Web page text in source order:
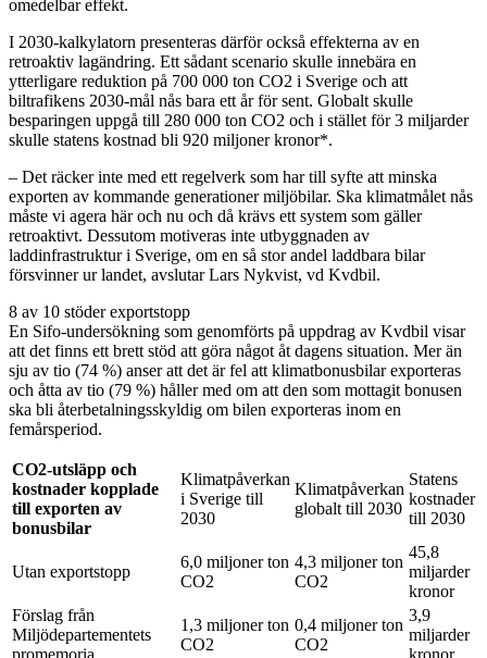
omedelbar effekt.
I 2030-kalkylatorn presenteras därför också effekterna av en
retroaktiv lagändring. Ett sådant scenario skulle innebära en
ytterligare reduktion på 700 000 ton CO2 i Sverige och att
biltrafikens 2030-mål nås bara ett år för sent. Globalt skulle
besparingen uppgå till 280 000 ton CO2 och i stället för 3 miljarder
skulle statens kostnad bli 920 miljoner kronor*.
– Det räcker inte med ett regelverk som har till syfte att minska
exporten av kommande generationer miljöbilar. Ska klimatmålet nås
måste vi agera här och nu och då krävs ett system som gäller
retroaktivt. Dessutom motiveras inte utbyggnaden av
laddinfrastruktur i Sverige, om en så stor andel laddbara bilar
försvinner ur landet, avslutar Lars Nykvist, vd Kvdbil.
8 av 10 stöder exportstopp
En Sifo-undersökning som genomförts på uppdrag av Kvdbil visar
att det finns ett brett stöd att göra något åt dagens situation. Mer än
sju av tio (74 %) anser att det är fel att klimatbonusbilar exporteras
och åtta av tio (79 %) håller med om att den som mottagit bonusen
ska bli återbetalningsskyldig om bilen exporteras inom en
femårsperiod.
CO2-utsläpp och
kostnader kopplade
till exporten av
bonusbilar
Klimatpåverkan
i Sverige till
2030
Klimatpåverkan
globalt till 2030
Statens
kostnader
till 2030
Utan exportstopp
6,0 miljoner ton
CO2
4,3 miljoner ton
CO2
45,8
miljarder
kronor
Förslag från
Miljödepartementets
promemoria
1,3 miljoner ton
CO2
0,4 miljoner ton
CO2
3,9
miljarder
kronor